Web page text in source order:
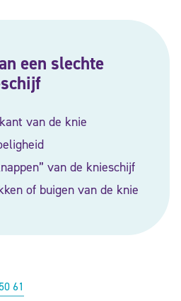
een slechte
van de knie
van de knieschijf
of buigen van de knie
61